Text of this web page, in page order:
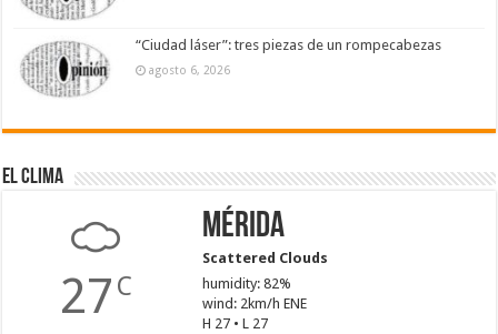
“Ciudad láser”: tres piezas de un rompecabezas
agosto 6, 2026
El Clima
27 C
Mérida
Scattered Clouds
humidity: 82%
wind: 2km/h ENE
H 27 • L 27